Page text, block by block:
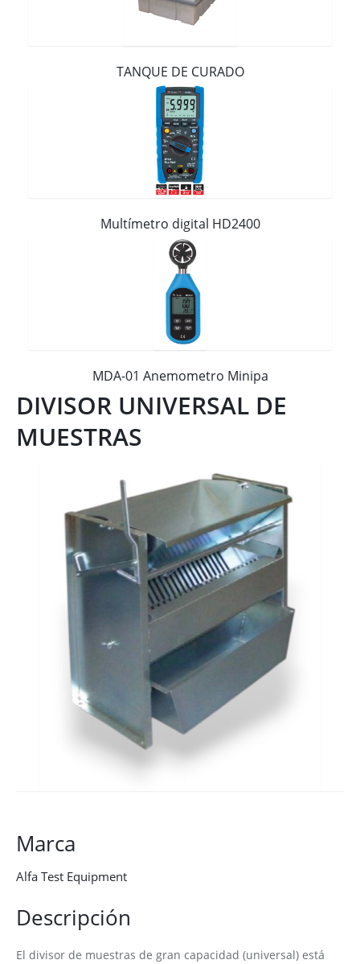
TANQUE DE CURADO
Multímetro digital HD2400
MDA-01 Anemometro Minipa
DIVISOR UNIVERSAL DE
MUESTRAS
Marca
Alfa Test Equipment
Descripción
El divisor de muestras de gran capacidad (universal) está